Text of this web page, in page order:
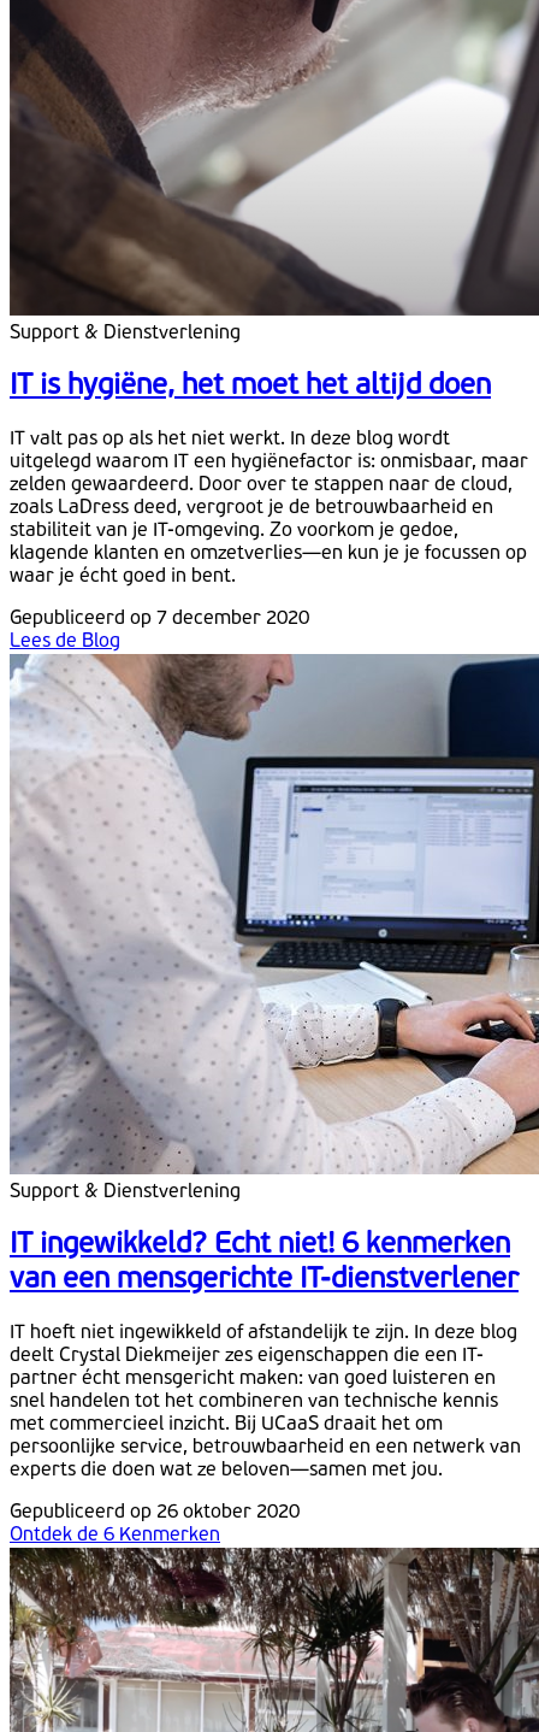
Support & Dienstverlening
IT is hygiëne, het moet het altijd doen
IT valt pas op als het niet werkt. In deze blog wordt
uitgelegd waarom IT een hygiënefactor is: onmisbaar, maar
zelden gewaardeerd. Door over te stappen naar de cloud,
zoals LaDress deed, vergroot je de betrouwbaarheid en
stabiliteit van je IT-omgeving. Zo voorkom je gedoe,
klagende klanten en omzetverlies—en kun je je focussen op
waar je écht goed in bent.
Gepubliceerd op 7 december 2020
Lees de Blog
Support & Dienstverlening
IT ingewikkeld? Echt niet! 6 kenmerken
van een mensgerichte IT-dienstverlener
IT hoeft niet ingewikkeld of afstandelijk te zijn. In deze blog
deelt Crystal Diekmeijer zes eigenschappen die een IT-
partner écht mensgericht maken: van goed luisteren en
snel handelen tot het combineren van technische kennis
met commercieel inzicht. Bij UCaaS draait het om
persoonlijke service, betrouwbaarheid en een netwerk van
experts die doen wat ze beloven—samen met jou.
Gepubliceerd op 26 oktober 2020
Ontdek de 6 Kenmerken